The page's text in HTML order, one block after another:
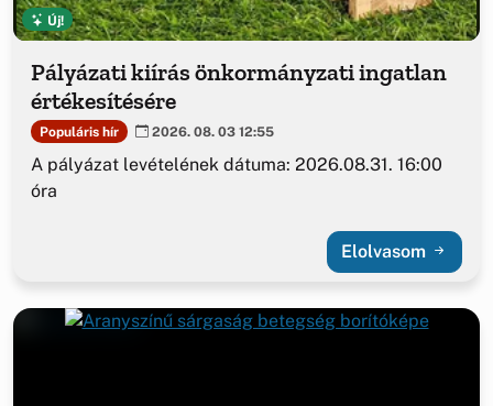
Új!
Pályázati kiírás önkormányzati ingatlan
értékesítésére
Populáris hír 2026. 08. 03 12:55
A pályázat levételének dátuma: 2026.08.31. 16:00
óra
Elolvasom